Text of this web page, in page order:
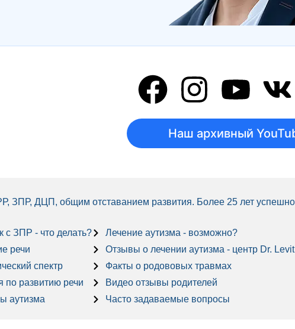
Наш архивный
ЗПР, ДЦП, общим отставанием развития. Более 25 лет
с ЗПР - что делать?
речи
спектр
по развитию речи
аутизма
Лечение аутизма - возможно?
Отзывы о лечении аутизма - центр Dr. Levit
Факты о родововых травмах
Видео отзывы родителей
Часто задаваемые вопросы